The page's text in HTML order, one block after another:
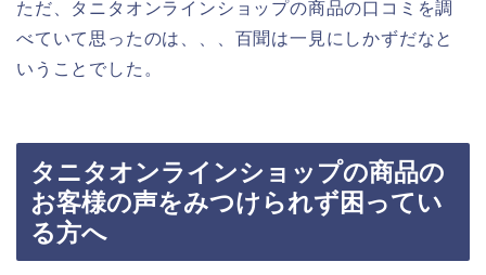
ただ、タニタオンラインショップの商品の口コミを調
べていて思ったのは、、、百聞は一見にしかずだなと
いうことでした。
タニタオンラインショップの商品の
お客様の声をみつけられず困ってい
る方へ